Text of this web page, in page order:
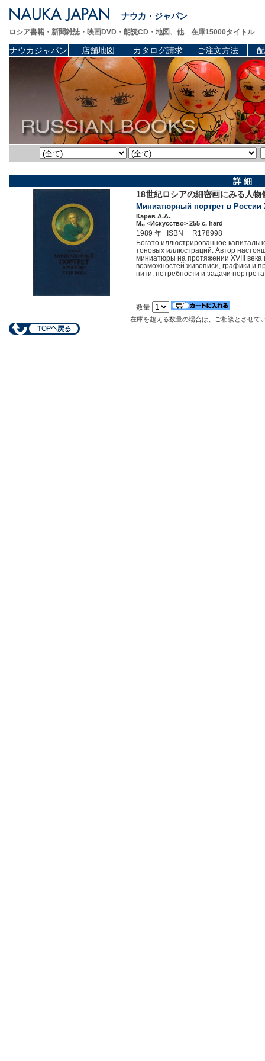
ナウカ・ジャパン
ロシア書籍・新聞雑誌・映画DVD・朗読CD・地図、他 在庫15000タイトル
ナウカジャパン 店舗地図 カタログ請求 ご注文方法
詳 細
18世紀ロシアの細密画にみる人
Миниатюрный портрет в России
Карев А.А.
М., <Искусство> 255 c. hard
1989 年 ISBN R178998
Богато иллюстрированное
тоновых иллюстраций. Автор
миниатюры на протяжении XVIII века
возможностей живописи, графики и
нити: потребности и задачи
数量
在庫を超える数量の場合は、ご相談とさせて